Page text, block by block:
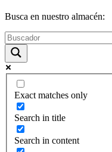
Busca en nuestro almacén:
Exact matches only
Search in title
Search in content
puedas
acceder a
nuestro
Estadísticas
Para que
podamos
mejorar la
funcionalidad
y estructura